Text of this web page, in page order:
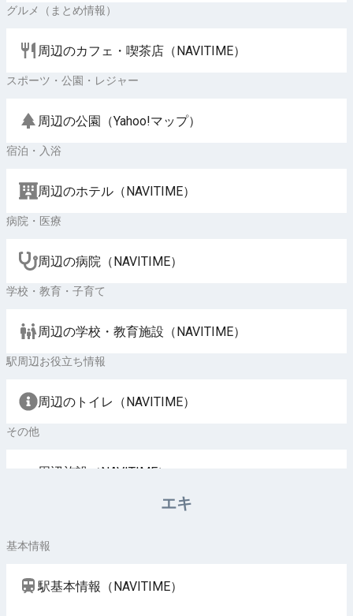
グルメ（まとめ情報）
周辺のカフェ・喫茶店（NAVITIME）
スポーツ・公園・レジャー
周辺の公園（Yahoo!マップ）
宿泊・入浴
周辺のホテル（NAVITIME）
病院・医療
周辺の病院（NAVITIME）
学校・教育・子育て
周辺の学校・教育施設（NAVITIME）
駅周辺お役立ち情報
周辺のトイレ（NAVITIME）
その他
周辺施設（NAVITIME）
エキ
基本情報
駅基本情報（NAVITIME）